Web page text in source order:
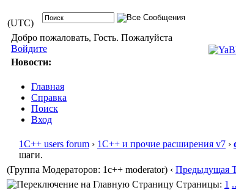
(UTC)
Добро пожаловать, Гость. Пожалуйста
Войдите
Новости:
Главная
Справка
Поиск
Вход
1С++ users forum › 1С++ и прочие расширения v7 ›
шаги.
(Группа Модераторов: 1c++ moderator) ‹ Предыдущая
Страницы: 1